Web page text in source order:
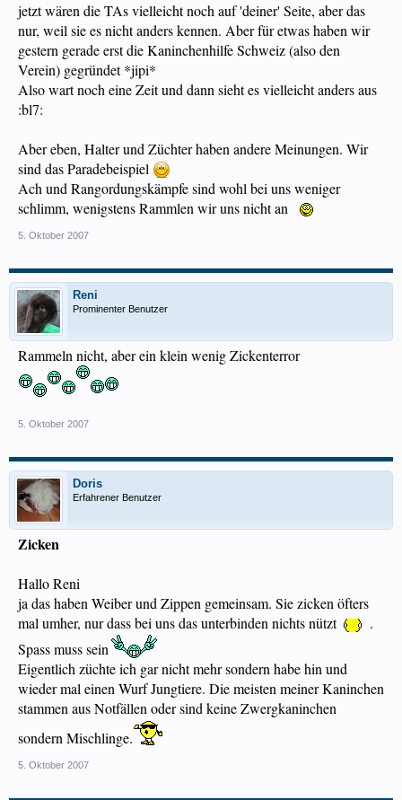
jetzt wären die TAs vielleicht noch auf 'deiner' Seite, aber das
nur, weil sie es nicht anders kennen. Aber für etwas haben wir
gestern gerade erst die Kaninchenhilfe Schweiz (also den
Verein) gegründet *jipi*
Also wart noch eine Zeit und dann sieht es vielleicht anders aus
:bl7:
Aber eben, Halter und Züchter haben andere Meinungen. Wir
sind das Paradebeispiel
Ach und Rangordungskämpfe sind wohl bei uns weniger
schlimm, wenigstens Rammlen wir uns nicht an
5. Oktober 2007
Reni
Prominenter Benutzer
Rammeln nicht, aber ein klein wenig Zickenterror
5. Oktober 2007
Doris
Erfahrener Benutzer
Zicken
Hallo Reni
ja das haben Weiber und Zippen gemeinsam. Sie zicken öfters
mal umher, nur dass bei uns das unterbinden nichts nützt
.
Spass muss sein
Eigentlich züchte ich gar nicht mehr sondern habe hin und
wieder mal einen Wurf Jungtiere. Die meisten meiner Kaninchen
stammen aus Notfällen oder sind keine Zwergkaninchen
sondern Mischlinge.
5. Oktober 2007